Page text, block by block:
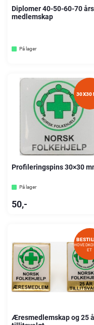
Diplomer 40-50-60-70 års
medlemskap
På lager
30X30
Profileringspins 30×30
På lager
50,-
ET
Æresmedlemskap og 25